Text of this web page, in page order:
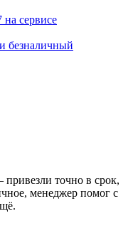
на сервисе
безналичный
точно в срок,
менеджер помог с